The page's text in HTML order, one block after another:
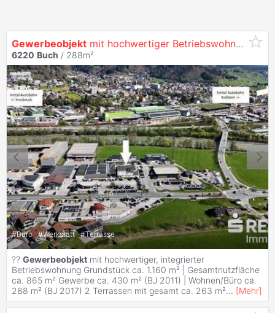
Gewerbeobjekt mit hochwertiger Betriebswohnung in strategischer Top-Lage
6220 Buch / 288m²
#Büro #Werkstatt #Terrasse
?? Gewerbeobjekt mit hochwertiger, integrierter
Betriebswohnung Grundstück ca. 1.160 m² | Gesamtnutzfläche
ca. 865 m² Gewerbe ca. 430 m² (BJ 2011) | Wohnen/Büro ca.
288 m² (BJ 2017) 2 Terrassen mit gesamt ca. 263 m²... [Mehr]